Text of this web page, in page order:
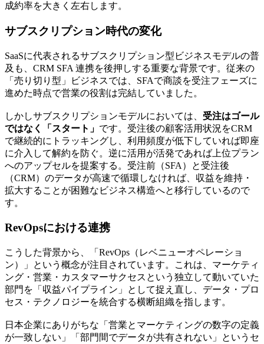
成約率を大きく左右します。
サブスクリプション時代の変化
SaaSに代表されるサブスクリプション型ビジネスモデルの普
及も、CRM SFA 連携を後押しする重要な背景です。従来の
「売り切り型」ビジネスでは、SFAで商談を受注フェーズに
進めた時点で営業の役割は完結していました。
しかしサブスクリプションモデルにおいては、 受注はゴール
ではなく「スタート」 です。受注後の顧客活用状況をCRM
で継続的にトラッキングし、利用頻度が低下していれば即座
に介入して解約を防ぐ。逆に活用が活発であれば上位プラン
へのアップセルを提案する。 受注前（SFA）と受注後
（CRM）のデータが高速で循環しなければ、収益を維持・
拡大することが困難なビジネス構造へと移行しているので
す。
RevOpsにおける連携
こうした背景から、「RevOps（レベニューオペレーショ
ン）」という概念が注目されています。これは、マーケティ
ング・営業・カスタマーサクセスという独立して動いていた
部門を「収益パイプライン」として捉え直し、データ・プロ
セス・テクノロジーを統合する横断組織を指します。
日本企業にありがちな「営業とマーケティングの数字の定義
が一致しない」「部門間でデータが共有されない」というセ